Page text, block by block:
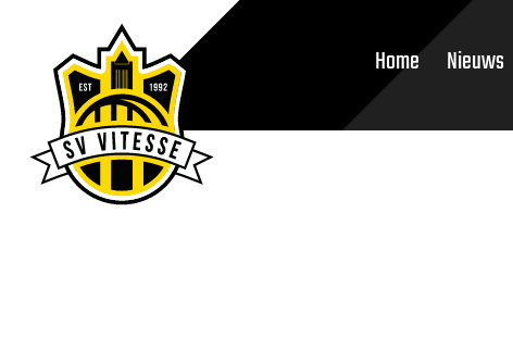
Home Nieuws